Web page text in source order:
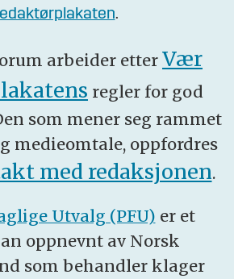
.
arbeider etter Vær
regler for god
som mener seg rammet
medieomtale, oppfordres
med redaksjonen.
Utvalg (PFU) er et
oppnevnt av Norsk
som behandler klager